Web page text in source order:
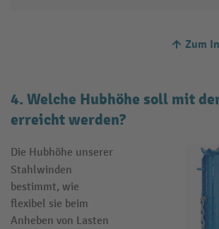
Zum
4. Welche Hubhöhe soll mit
erreicht werden?
Die Hubhöhe unserer
Stahlwinden
bestimmt, wie
flexibel sie beim
Anheben von Lasten